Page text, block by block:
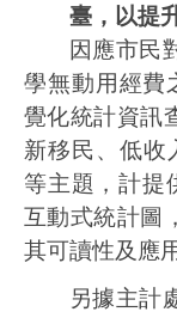
臺，以提
因應市民
學無動用經費
覺化統計資訊
新移民、低收
等主題，計提
互動式統計圖
其可讀性及應
另據主計